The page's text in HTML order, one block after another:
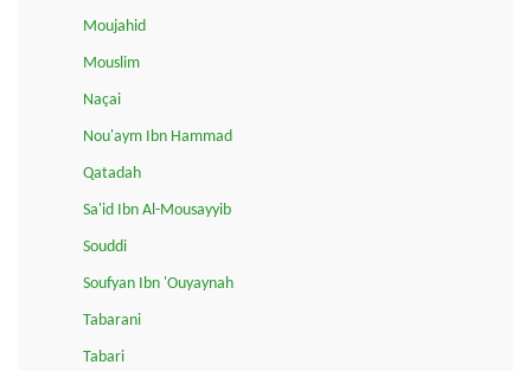
Moujahid
Mouslim
Naçai
Nou'aym Ibn Hammad
Qatadah
Sa'id Ibn Al-Mousayyib
Souddi
Soufyan Ibn 'Ouyaynah
Tabarani
Tabari